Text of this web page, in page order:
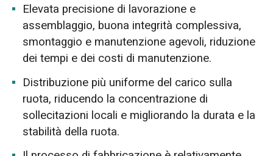
Elevata precisione di lavorazione e
assemblaggio, buona integrità complessiva,
smontaggio e manutenzione agevoli, riduzione
dei tempi e dei costi di manutenzione.
Distribuzione più uniforme del carico sulla
ruota, riducendo la concentrazione di
sollecitazioni locali e migliorando la durata e la
stabilità della ruota.